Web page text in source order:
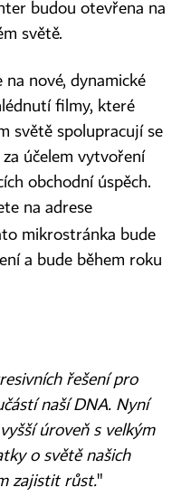
budou otevřena na
světě.
nové, dynamické
filmy, které
světě spolupracují se
účelem vytvoření
obchodní úspěch.
na adrese
mikrostránka bude
a bude během roku
řešení pro
naší DNA. Nyní
úroveň s velkým
o světě našich
zajistit růst."